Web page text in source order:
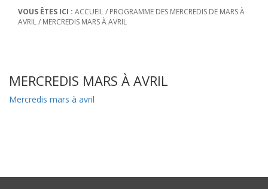
VOUS ÊTES ICI : ACCUEIL/ PROGRAMME DES MERCREDIS DE MARS À
AVRIL/ MERCREDIS MARS À AVRIL
MERCREDIS MARS À AVRIL
Mercredis mars à avril